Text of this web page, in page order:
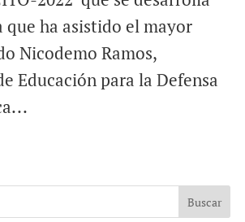
que ha asistido el mayor
Nicodemo Ramos,
Educación para la Defensa